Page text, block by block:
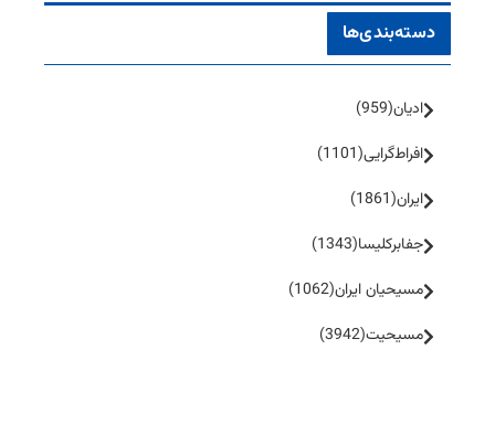
دسته‌بندی‌ها
ادیان(959)
افراط‌گرایی(1101)
ایران(1861)
جفا‌بر‌کلیسا(1343)
مسیحیان ایران(1062)
مسیحیت(3942)